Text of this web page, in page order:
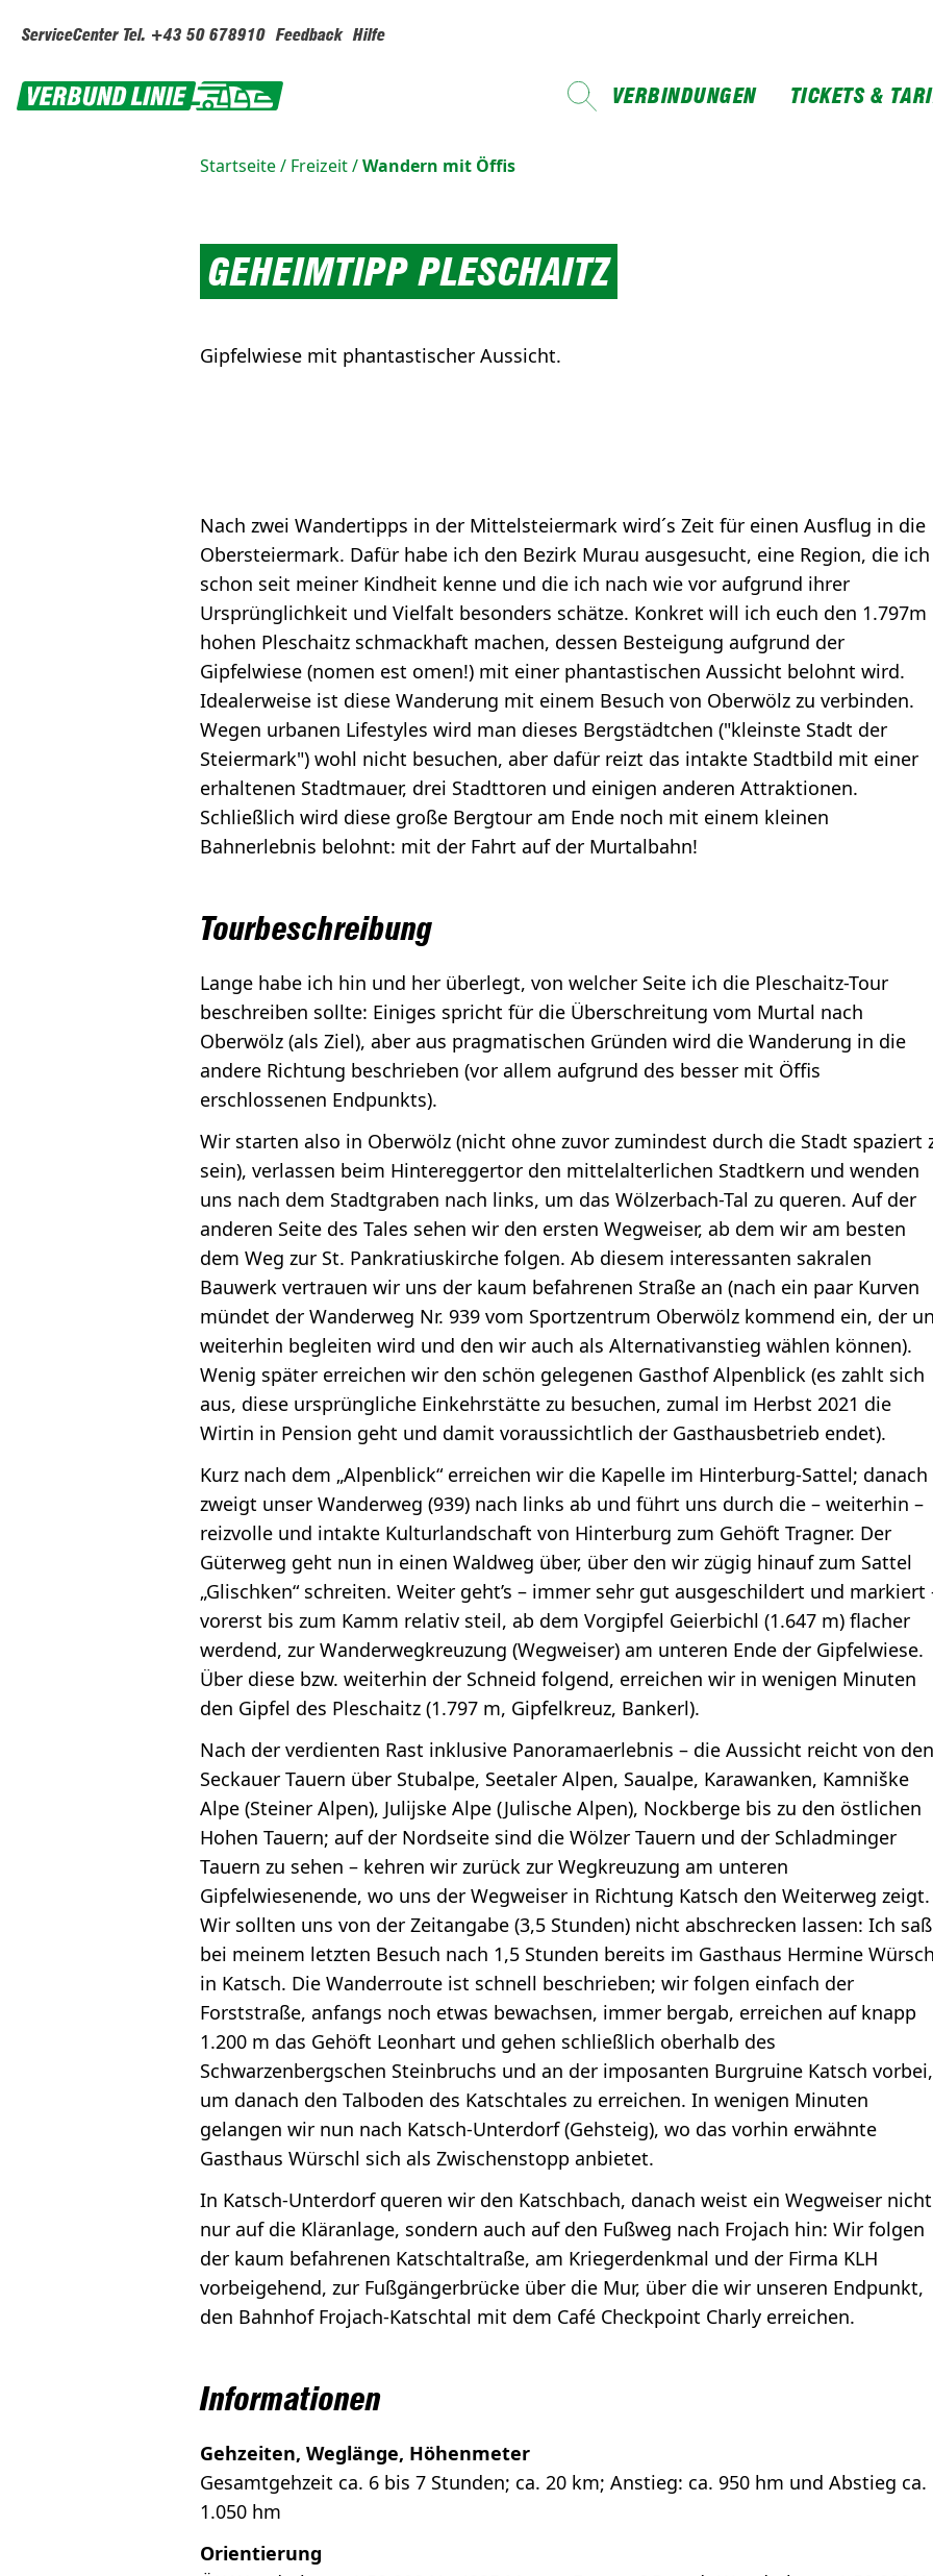
ServiceCenter Tel. +43 50 678910 Feedback Hilfe
VERBINDUNGEN TICKETS &
Startseite/ Freizeit/Wandern mit Öffis
GEHEIMTIPP PLESCHAITZ
Gipfelwiese mit phantastischer Aussicht.
Nach zwei Wandertipps in der Mittelsteiermark wird´s Zeit für einen Ausflug in die
Obersteiermark. Dafür habe ich den Bezirk Murau ausgesucht, eine Region, die ich
schon seit meiner Kindheit kenne und die ich nach wie vor aufgrund ihrer
Ursprünglichkeit und Vielfalt besonders schätze. Konkret will ich euch den 1.797m
hohen Pleschaitz schmackhaft machen, dessen Besteigung aufgrund der
Gipfelwiese (nomen est omen!) mit einer phantastischen Aussicht belohnt wird.
Idealerweise ist diese Wanderung mit einem Besuch von Oberwölz zu verbinden.
Wegen urbanen Lifestyles wird man dieses Bergstädtchen ("kleinste Stadt der
Steiermark") wohl nicht besuchen, aber dafür reizt das intakte Stadtbild mit einer
erhaltenen Stadtmauer, drei Stadttoren und einigen anderen Attraktionen.
Schließlich wird diese große Bergtour am Ende noch mit einem kleinen
Bahnerlebnis belohnt: mit der Fahrt auf der Murtalbahn!
Tourbeschreibung
Lange habe ich hin und her überlegt, von welcher Seite ich die Pleschaitz-Tour
beschreiben sollte: Einiges spricht für die Überschreitung vom Murtal nach
Oberwölz (als Ziel), aber aus pragmatischen Gründen wird die Wanderung in die
andere Richtung beschrieben (vor allem aufgrund des besser mit Öffis
erschlossenen Endpunkts).
Wir starten also in Oberwölz (nicht ohne zuvor zumindest durch die Stadt spaziert
sein), verlassen beim Hintereggertor den mittelalterlichen Stadtkern und wenden
uns nach dem Stadtgraben nach links, um das Wölzerbach-Tal zu queren. Auf der
anderen Seite des Tales sehen wir den ersten Wegweiser, ab dem wir am besten
dem Weg zur St. Pankratiuskirche folgen. Ab diesem interessanten sakralen
Bauwerk vertrauen wir uns der kaum befahrenen Straße an (nach ein paar Kurven
mündet der Wanderweg Nr. 939 vom Sportzentrum Oberwölz kommend ein, der
weiterhin begleiten wird und den wir auch als Alternativanstieg wählen können).
Wenig später erreichen wir den schön gelegenen Gasthof Alpenblick (es zahlt sich
aus, diese ursprüngliche Einkehrstätte zu besuchen, zumal im Herbst 2021 die
Wirtin in Pension geht und damit voraussichtlich der Gasthausbetrieb endet).
Kurz nach dem „Alpenblick“ erreichen wir die Kapelle im Hinterburg-Sattel; danach
zweigt unser Wanderweg (939) nach links ab und führt uns durch die – weiterhin –
reizvolle und intakte Kulturlandschaft von Hinterburg zum Gehöft Tragner. Der
Güterweg geht nun in einen Waldweg über, über den wir zügig hinauf zum Sattel
„Glischken“ schreiten. Weiter geht’s – immer sehr gut ausgeschildert und markiert
vorerst bis zum Kamm relativ steil, ab dem Vorgipfel Geierbichl (1.647 m) flacher
werdend, zur Wanderwegkreuzung (Wegweiser) am unteren Ende der Gipfelwiese.
Über diese bzw. weiterhin der Schneid folgend, erreichen wir in wenigen Minuten
den Gipfel des Pleschaitz (1.797 m, Gipfelkreuz, Bankerl).
Nach der verdienten Rast inklusive Panoramaerlebnis – die Aussicht reicht von den
Seckauer Tauern über Stubalpe, Seetaler Alpen, Saualpe, Karawanken, Kamniške
Alpe (Steiner Alpen), Julijske Alpe (Julische Alpen), Nockberge bis zu den östlichen
Hohen Tauern; auf der Nordseite sind die Wölzer Tauern und der Schladminger
Tauern zu sehen – kehren wir zurück zur Wegkreuzung am unteren
Gipfelwiesenende, wo uns der Wegweiser in Richtung Katsch den Weiterweg zeigt.
Wir sollten uns von der Zeitangabe (3,5 Stunden) nicht abschrecken lassen: Ich saß
bei meinem letzten Besuch nach 1,5 Stunden bereits im Gasthaus Hermine
in Katsch. Die Wanderroute ist schnell beschrieben; wir folgen einfach der
Forststraße, anfangs noch etwas bewachsen, immer bergab, erreichen auf knapp
1.200 m das Gehöft Leonhart und gehen schließlich oberhalb des
Schwarzenbergschen Steinbruchs und an der imposanten Burgruine Katsch vorbei,
um danach den Talboden des Katschtales zu erreichen. In wenigen Minuten
gelangen wir nun nach Katsch-Unterdorf (Gehsteig), wo das vorhin erwähnte
Gasthaus Würschl sich als Zwischenstopp anbietet.
In Katsch-Unterdorf queren wir den Katschbach, danach weist ein Wegweiser nicht
nur auf die Kläranlage, sondern auch auf den Fußweg nach Frojach hin: Wir folgen
der kaum befahrenen Katschtaltraße, am Kriegerdenkmal und der Firma KLH
vorbeigehend, zur Fußgängerbrücke über die Mur, über die wir unseren Endpunkt,
den Bahnhof Frojach-Katschtal mit dem Café Checkpoint Charly erreichen.
Informationen
Gehzeiten, Weglänge, Höhenmeter
Gesamtgehzeit ca. 6 bis 7 Stunden; ca. 20 km; Anstieg: ca. 950 hm und Abstieg ca.
1.050 hm
Orientierung